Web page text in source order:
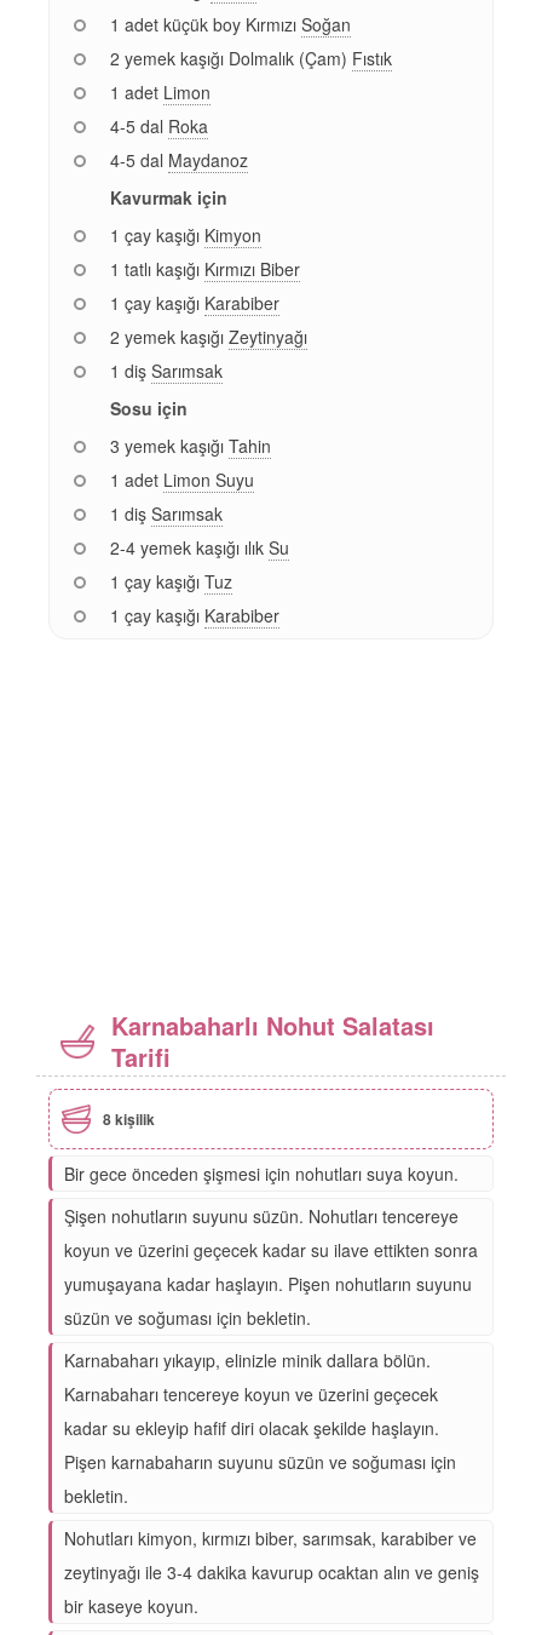
1 adet küçük boy Kırmızı Soğan
2 yemek kaşığı Dolmalık (Çam) Fıstık
1 adet Limon
4-5 dal Roka
4-5 dal Maydanoz
Kavurmak için
1 çay kaşığı Kimyon
1 tatlı kaşığı Kırmızı Biber
1 çay kaşığı Karabiber
2 yemek kaşığı Zeytinyağı
1 diş Sarımsak
Sosu için
3 yemek kaşığı Tahin
1 adet Limon Suyu
1 diş Sarımsak
2-4 yemek kaşığı ılık Su
1 çay kaşığı Tuz
1 çay kaşığı Karabiber
Karnabaharlı Nohut Salatası
Tarifi
8 kişilik
Bir gece önceden şişmesi için nohutları suya koyun.
Şişen nohutların suyunu süzün. Nohutları tencereye
koyun ve üzerini geçecek kadar su ilave ettikten sonra
yumuşayana kadar haşlayın. Pişen nohutların suyunu
süzün ve soğuması için bekletin.
Karnabaharı yıkayıp, elinizle minik dallara bölün.
Karnabaharı tencereye koyun ve üzerini geçecek
kadar su ekleyip hafif diri olacak şekilde haşlayın.
Pişen karnabaharın suyunu süzün ve soğuması için
bekletin.
Nohutları kimyon, kırmızı biber, sarımsak, karabiber ve
zeytinyağı ile 3-4 dakika kavurup ocaktan alın ve geniş
bir kaseye koyun.